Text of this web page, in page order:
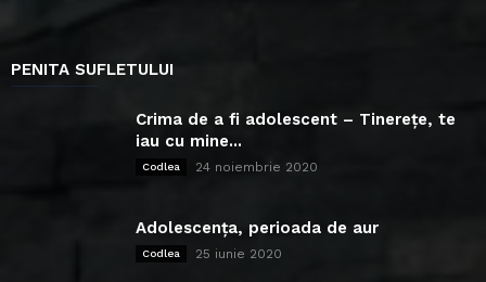
PENITA SUFLETULUI
Crima de a fi adolescent – Tinerețe, te
iau cu mine...
Codlea 24 noiembrie 2020
Adolescența, perioada de aur
Codlea 25 iunie 2020